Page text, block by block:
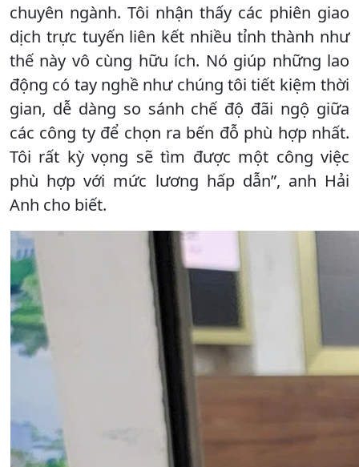
chuyên ngành. Tôi nhận thấy các phiên giao
dịch trực tuyến liên kết nhiều tỉnh thành như
thế này vô cùng hữu ích. Nó giúp những lao
động có tay nghề như chúng tôi tiết kiệm thời
gian, dễ dàng so sánh chế độ đãi ngộ giữa
các công ty để chọn ra bến đỗ phù hợp nhất.
Tôi rất kỳ vọng sẽ tìm được một công việc
phù hợp với mức lương hấp dẫn”, anh Hải
Anh cho biết.